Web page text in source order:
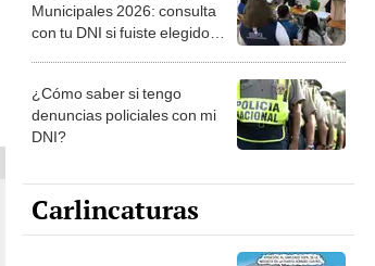
Municipales 2026: consulta
con tu DNI si fuiste elegido
la ONPE
¿Cómo saber si tengo
denuncias policiales con mi
DNI?
Carlincaturas